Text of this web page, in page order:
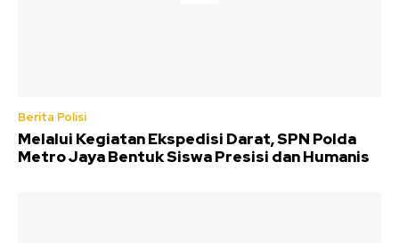
Berita Polisi
Melalui Kegiatan Ekspedisi Darat, SPN Polda
Metro Jaya Bentuk Siswa Presisi dan Humanis